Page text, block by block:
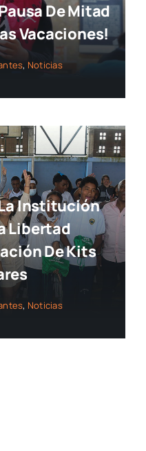
De Mitad
Vacaciones!
, Noticias
Institución
Libertad
De Kits
, Noticias